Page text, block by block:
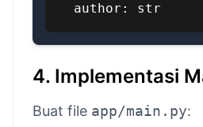
  author: str
4. Implementasi
Buat file app/main.py: